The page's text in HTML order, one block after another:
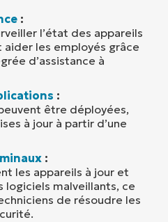
:
l’état des appareils
aider les employés grâce
d’assistance à
:
être déployées,
à jour à partir d’une
:
les appareils à jour et
malveillants, ce
de résoudre les